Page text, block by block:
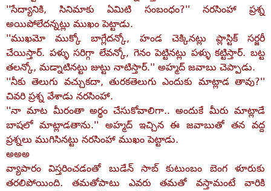
''సేద్యానికి, సినిమాకు ఏమిటి సంబంధం?'' నరసింహా ప్రశ్న
అయిపోలేదన్నట్లు ముఖం పెట్టాడు.
''ముఖమో ముక్కో బాగ్లేదన్కో, హండ చెక్కినట్లు ప్లాస్టిక్‌ సర్జరీ
చేయిస్తార్‌. పళ్ళు సరిగ్గా లేవన్కో, గెనం పెట్టినట్లు పళ్ళు కట్టిస్తార్‌. బట్ట
తలన్కో, మడ్నాటినట్టు జుట్టు నాటిస్తార్‌.'' అహ్మద్‌ జవాబు చెప్పాడు.
''నీకు తెలుగు వచ్చుకదా, తురకతెలుగు ఎందుకు మాట్లాడ తావు?''
చివరి ప్రశ్న వేశాడు నరసింహా.
''నా మాట మీరంతా అర్థం చేసుకోవాలిగా.. అందుకే మీరు మాట్లాడే
బాషలో మాట్లాడతాను.'' అహ్మద్‌ ఇచ్చిన ఈ జవాబుతో తన వద్ద
ప్రశ్నలు ముగిసినట్టు నరసింహా ముఖం పెట్టాడు.
అఅఅ
వ్యాపారం విస్తరించడంతో బుడేన్‌ సాబ్‌ కుటుంబం బెంగ ళూరుకు
తరలిపోయింది. తమతోపాటు ఎవరు తమతో వస్తామంటే వారికి